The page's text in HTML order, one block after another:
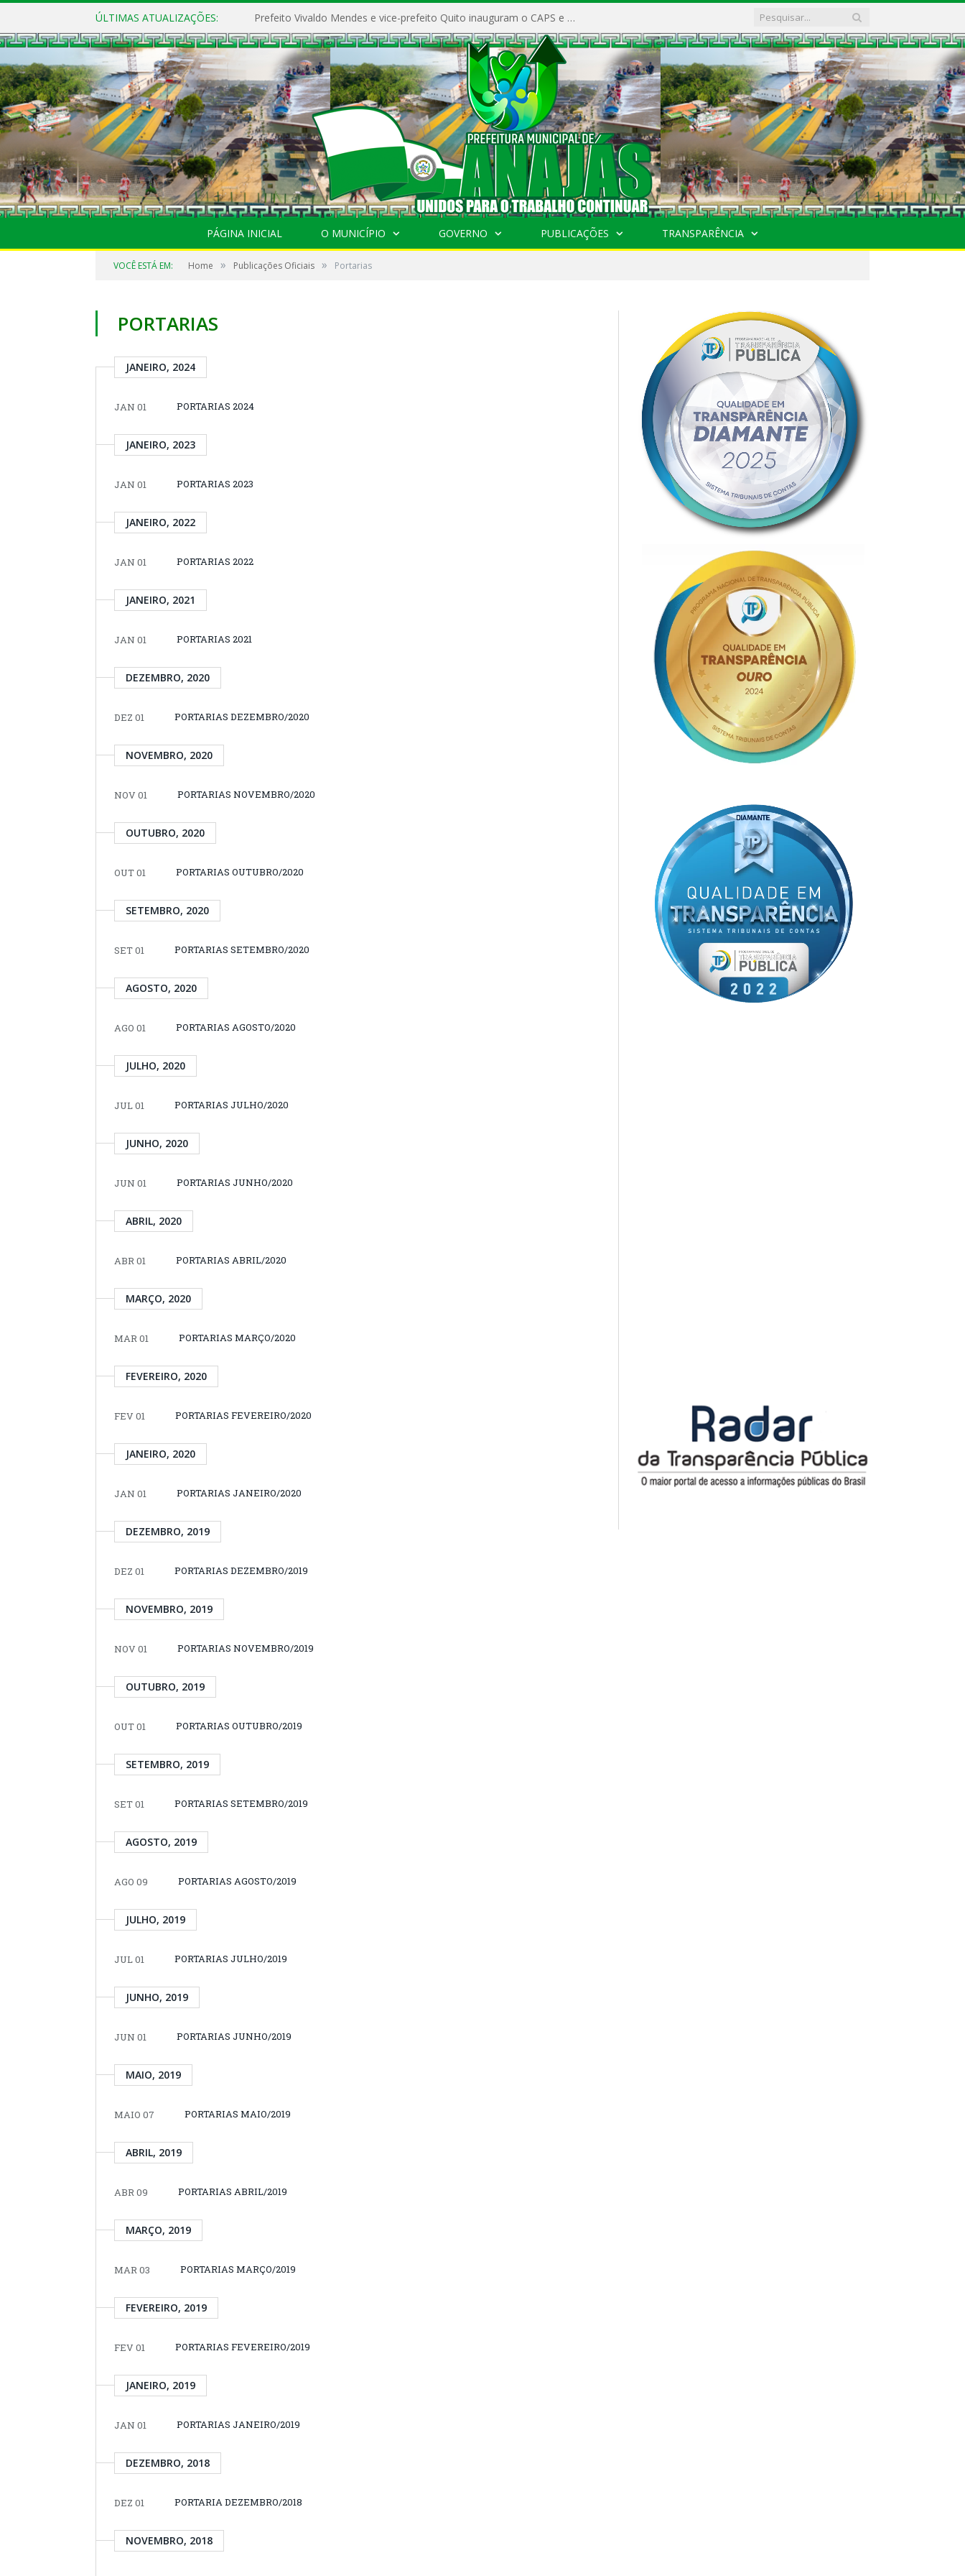
ÚLTIMAS ATUALIZAÇÕES: Prefeito Vivaldo Mendes e vice-prefeito Quito inauguram o CAPS e fortalecem a saúde pública em Anajás.
PÁGINA INICIAL O MUNICÍPIO GOVERNO PUBLICAÇÕES TRANSPARÊNCIA
VOCÊ ESTÁ EM: Home » Publicações Oficiais » Portarias
PORTARIAS
JANEIRO, 2024
JAN 01 PORTARIAS 2024
JANEIRO, 2023
JAN 01 PORTARIAS 2023
JANEIRO, 2022
JAN 01 PORTARIAS 2022
JANEIRO, 2021
JAN 01 PORTARIAS 2021
DEZEMBRO, 2020
DEZ 01 PORTARIAS DEZEMBRO/2020
NOVEMBRO, 2020
NOV 01 PORTARIAS NOVEMBRO/2020
OUTUBRO, 2020
OUT 01 PORTARIAS OUTUBRO/2020
SETEMBRO, 2020
SET 01 PORTARIAS SETEMBRO/2020
AGOSTO, 2020
AGO 01 PORTARIAS AGOSTO/2020
JULHO, 2020
JUL 01 PORTARIAS JULHO/2020
JUNHO, 2020
JUN 01 PORTARIAS JUNHO/2020
ABRIL, 2020
ABR 01 PORTARIAS ABRIL/2020
MARÇO, 2020
MAR 01 PORTARIAS MARÇO/2020
FEVEREIRO, 2020
FEV 01 PORTARIAS FEVEREIRO/2020
JANEIRO, 2020
JAN 01 PORTARIAS JANEIRO/2020
DEZEMBRO, 2019
DEZ 01 PORTARIAS DEZEMBRO/2019
NOVEMBRO, 2019
NOV 01 PORTARIAS NOVEMBRO/2019
OUTUBRO, 2019
OUT 01 PORTARIAS OUTUBRO/2019
SETEMBRO, 2019
SET 01 PORTARIAS SETEMBRO/2019
AGOSTO, 2019
AGO 09 PORTARIAS AGOSTO/2019
JULHO, 2019
JUL 01 PORTARIAS JULHO/2019
JUNHO, 2019
JUN 01 PORTARIAS JUNHO/2019
MAIO, 2019
MAIO 07 PORTARIAS MAIO/2019
ABRIL, 2019
ABR 09 PORTARIAS ABRIL/2019
MARÇO, 2019
MAR 03 PORTARIAS MARÇO/2019
FEVEREIRO, 2019
FEV 01 PORTARIAS FEVEREIRO/2019
JANEIRO, 2019
JAN 01 PORTARIAS JANEIRO/2019
DEZEMBRO, 2018
DEZ 01 PORTARIA DEZEMBRO/2018
NOVEMBRO, 2018